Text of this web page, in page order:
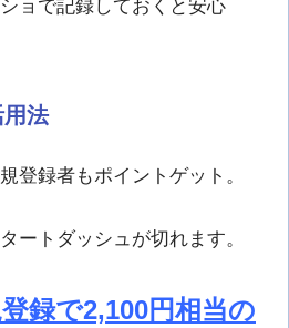
ョで記録しておくと安心
法
登録者もポイントゲット。
ートダッシュが切れます。
録で2,100円相当の